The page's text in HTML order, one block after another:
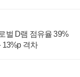
벌 D램 점유율 39%
13%p 격차